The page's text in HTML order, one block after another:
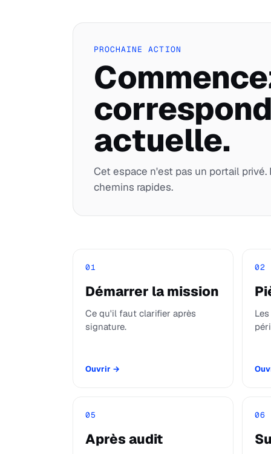
PROCHAINE ACTION
actuelle.
Cet espace n'est pas un portail
chemins rapides.
01
Démarrer la mission
Ce qu'il faut clarifier après
signature.
Ouvrir →
02
05
Après audit
06